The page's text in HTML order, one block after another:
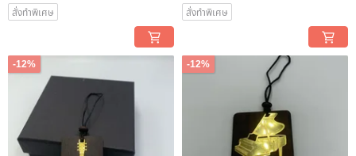
สั่งทำพิเศษ สั่งทำพิเศษ
-12% -12%